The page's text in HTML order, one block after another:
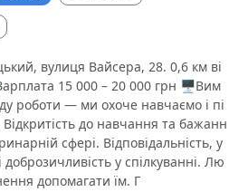
вулиця Вайсера, 28. 0,6 км ві
15 000 – 20 000 грн 🖥Вим
роботи — ми охоче навчаємо і пі
до навчання та бажанн
сфері. Відповідальність, у
доброзичливість у спілкуванні. Лю
допомагати їм. Г